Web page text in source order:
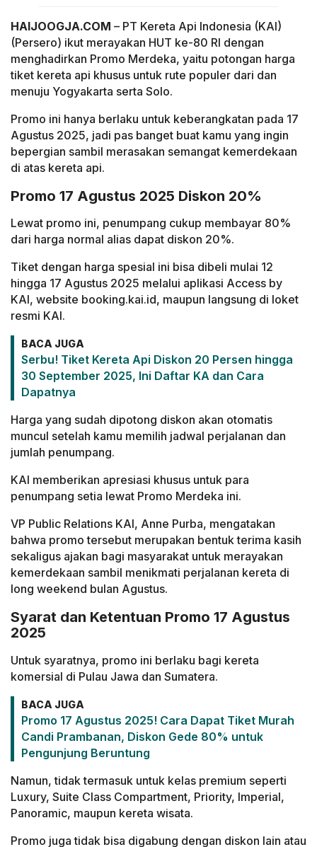
HAIJOOGJA.COM – PT Kereta Api Indonesia (KAI)
(Persero) ikut merayakan HUT ke-80 RI dengan
menghadirkan Promo Merdeka, yaitu potongan harga
tiket kereta api khusus untuk rute populer dari dan
menuju Yogyakarta serta Solo.
Promo ini hanya berlaku untuk keberangkatan pada 17
Agustus 2025, jadi pas banget buat kamu yang ingin
bepergian sambil merasakan semangat kemerdekaan
di atas kereta api.
Promo 17 Agustus 2025 Diskon 20%
Lewat promo ini, penumpang cukup membayar 80%
dari harga normal alias dapat diskon 20%.
Tiket dengan harga spesial ini bisa dibeli mulai 12
hingga 17 Agustus 2025 melalui aplikasi Access by
KAI, website booking.kai.id, maupun langsung di loket
resmi KAI.
BACA JUGA
Serbu! Tiket Kereta Api Diskon 20 Persen hingga
30 September 2025, Ini Daftar KA dan Cara
Dapatnya
Harga yang sudah dipotong diskon akan otomatis
muncul setelah kamu memilih jadwal perjalanan dan
jumlah penumpang.
KAI memberikan apresiasi khusus untuk para
penumpang setia lewat Promo Merdeka ini.
VP Public Relations KAI, Anne Purba, mengatakan
bahwa promo tersebut merupakan bentuk terima kasih
sekaligus ajakan bagi masyarakat untuk merayakan
kemerdekaan sambil menikmati perjalanan kereta di
long weekend bulan Agustus.
Syarat dan Ketentuan Promo 17 Agustus
2025
Untuk syaratnya, promo ini berlaku bagi kereta
komersial di Pulau Jawa dan Sumatera.
BACA JUGA
Promo 17 Agustus 2025! Cara Dapat Tiket Murah
Candi Prambanan, Diskon Gede 80% untuk
Pengunjung Beruntung
Namun, tidak termasuk untuk kelas premium seperti
Luxury, Suite Class Compartment, Priority, Imperial,
Panoramic, maupun kereta wisata.
Promo juga tidak bisa digabung dengan diskon lain atau